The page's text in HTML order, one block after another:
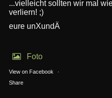
...vielleicht sollten wir mal
verliern! ;)
eure unXundÄ
Foto
View on Facebook
·
Share